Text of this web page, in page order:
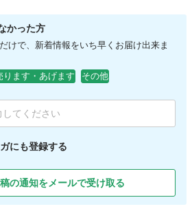
かった方
けで、新着情報をいち早くお届け出来ま
ります・あげます その他
にも登録する
の通知をメールで受け取る